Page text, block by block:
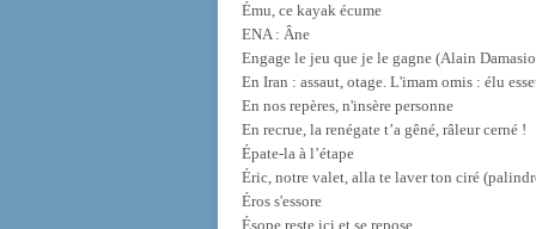
Ému, ce kayak écume
ENA : Âne
Engage le jeu que je le gagne (Alain
En Iran : assaut, otage. L'imam omis : élu
En nos repères, n'insère personne
En recrue, la renégate t’a gêné, râleur cerné !
Épate-la à l’étape
Éric, notre valet, alla te laver ton ciré
Éros s'essore
Ésope reste ici et se repose